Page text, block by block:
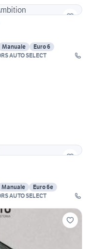
Manuale
Euro 6
PUGLISAUTO - PUGLISI MOTORS AUTO SELECT
Manuale
Euro 6e
PUGLISAUTO - PUGLISI MOTORS AUTO SELECT